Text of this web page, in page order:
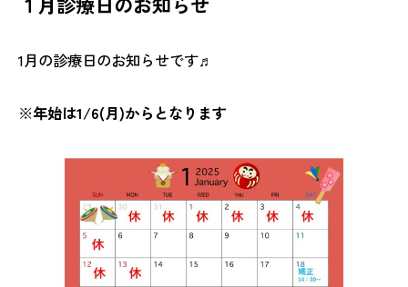
1月の診療日のお知らせです♬
※年始は1/6(月)からとなります